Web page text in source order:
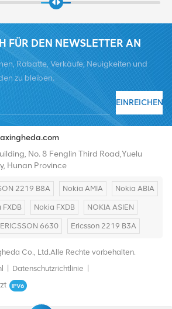
FÜR DEN NEWSLETTER AN
Rabatte, Verkäufe, Neuigkeiten und
zu bleiben.
EINREICHEN
No. 8 Fenglin Third Road,Yuelu
Hunan Province
2219 B8A Nokia AMIA Nokia ABIA
FXDB Nokia FXDB NOKIA ASIEN
ERICSSON 6630 Ericsson 2219 B3A
Co., Ltd.Alle Rechte vorbehalten.
Datenschutzrichtlinie